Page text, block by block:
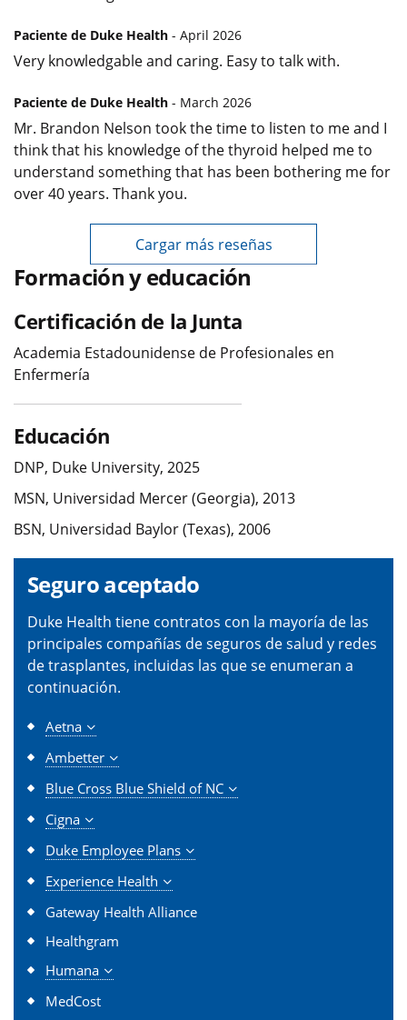
Paciente de Duke Health - April 2026
Very knowledgable and caring. Easy to talk with.
Paciente de Duke Health - March 2026
Mr. Brandon Nelson took the time to listen to me and I
think that his knowledge of the thyroid helped me to
understand something that has been bothering me for
over 40 years. Thank you.
Cargar más reseñas
Formación y educación
Certificación de la Junta
Academia Estadounidense de Profesionales en
Enfermería
Educación
DNP, Duke University, 2025
MSN, Universidad Mercer (Georgia), 2013
BSN, Universidad Baylor (Texas), 2006
Seguro aceptado
Duke Health tiene contratos con la mayoría de las
principales compañías de seguros de salud y redes
de trasplantes, incluidas las que se enumeran a
continuación.
Aetna
Ambetter
Blue Cross Blue Shield of NC
Cigna
Duke Employee Plans
Experience Health
Gateway Health Alliance
Healthgram
Humana
MedCost